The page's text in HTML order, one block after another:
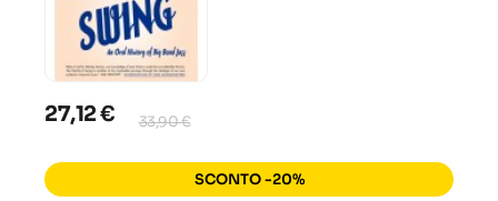
27,12 € 33,90 €
SCONTO -20%